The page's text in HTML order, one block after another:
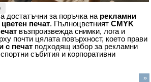
достатъчни за поръчка на рекламни
цветен печат. ПълноцветниятCMYK
възпроизвежда снимки, лога и
почти цялата повърхност, което прави
с печат подходящ избор за рекламни
събития и корпоративни
»